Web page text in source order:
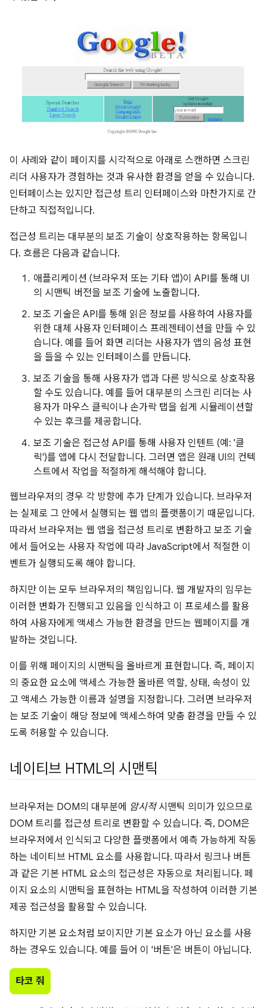
이 사례와 같이 페이지를 시각적으로 아래로 스캔하면 스크린
리더 사용자가 경험하는 것과 유사한 환경을 얻을 수 있습니다.
인터페이스는 있지만 접근성 트리 인터페이스와 마찬가지로 간
단하고 직접적입니다.
접근성 트리는 대부분의 보조 기술이 상호작용하는 항목입니
다. 흐름은 다음과 같습니다.
애플리케이션 (브라우저 또는 기타 앱)이 API를 통해 UI
의 시맨틱 버전을 보조 기술에 노출합니다.
보조 기술은 API를 통해 읽은 정보를 사용하여 사용자를
위한 대체 사용자 인터페이스 프레젠테이션을 만들 수 있
습니다. 예를 들어 화면 리더는 사용자가 앱의 음성 표현
을 들을 수 있는 인터페이스를 만듭니다.
보조 기술을 통해 사용자가 앱과 다른 방식으로 상호작용
할 수도 있습니다. 예를 들어 대부분의 스크린 리더는 사
용자가 마우스 클릭이나 손가락 탭을 쉽게 시뮬레이션할
수 있는 후크를 제공합니다.
보조 기술은 접근성 API를 통해 사용자 인텐트 (예: '클
릭')를 앱에 다시 전달합니다. 그러면 앱은 원래 UI의 컨텍
스트에서 작업을 적절하게 해석해야 합니다.
웹브라우저의 경우 각 방향에 추가 단계가 있습니다. 브라우저
는 실제로 그 안에서 실행되는 웹 앱의 플랫폼이기 때문입니다.
따라서 브라우저는 웹 앱을 접근성 트리로 변환하고 보조 기술
에서 들어오는 사용자 작업에 따라 JavaScript에서 적절한 이
벤트가 실행되도록 해야 합니다.
하지만 이는 모두 브라우저의 책임입니다. 웹 개발자의 임무는
이러한 변화가 진행되고 있음을 인식하고 이 프로세스를 활용
하여 사용자에게 액세스 가능한 환경을 만드는 웹페이지를 개
발하는 것입니다.
이를 위해 페이지의 시맨틱을 올바르게 표현합니다. 즉, 페이지
의 중요한 요소에 액세스 가능한 올바른 역할, 상태, 속성이 있
고 액세스 가능한 이름과 설명을 지정합니다. 그러면 브라우저
는 보조 기술이 해당 정보에 액세스하여 맞춤 환경을 만들 수 있
도록 허용할 수 있습니다.
네이티브 HTML의 시맨틱
브라우저는 DOM의 대부분에 암시적시맨틱 의미가 있으므로
DOM 트리를 접근성 트리로 변환할 수 있습니다. 즉, DOM은
브라우저에서 인식되고 다양한 플랫폼에서 예측 가능하게 작동
하는 네이티브 HTML 요소를 사용합니다. 따라서 링크나 버튼
과 같은 기본 HTML 요소의 접근성은 자동으로 처리됩니다. 페
이지 요소의 시맨틱을 표현하는 HTML을 작성하여 이러한 기본
제공 접근성을 활용할 수 있습니다.
하지만 기본 요소처럼 보이지만 기본 요소가 아닌 요소를 사용
하는 경우도 있습니다. 예를 들어 이 '버튼'은 버튼이 아닙니다.
타코 줘